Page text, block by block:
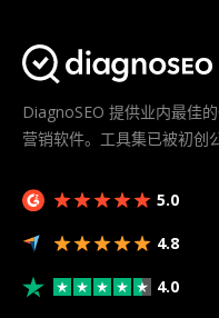
DiagnoSEO 提供业内最佳
营销软件。工具集已被初创
5.0
4.8
4.0